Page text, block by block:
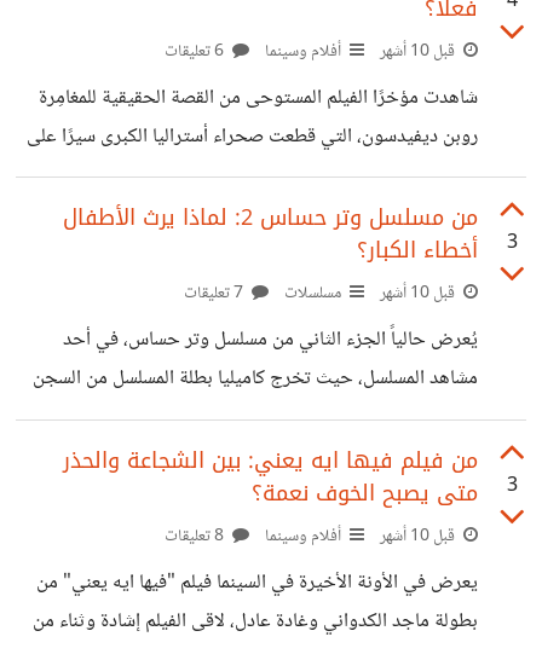
والهايبر ماركت والتي تحصل بها على خصومات، تبدو من بعيد
امرأة ذكية مديرة، لكن وراء هذا الهوس، زوج يحاسبها بشدة على
كل قرش كأنها طفلة، حتى تحول التوفير إلى هوس بالنسبة لها،
ليتحول هذا الهوس إلى شركة قائمة
قبل 10 أشهر أفلام وسينما
شاهدت مؤخرًا الفيلم المستوحى من القصة الحقيقية للمغامِرة
روبن ديفيدسون، التي قطعت صحراء أستراليا الكبرى سيرًا على
الأقدام مع كلبها وأربعة جمال، يبين هذا الفيلم الضغط النفسي
والجسدي المستحيل الذي تحملته هذه المرأة ويكسر صورة المرأة
الضعيفة التي لا يمكنها التحمل ويكسر النمط والصورة المجتمعية
والقوالب التي لطالما حاصرت المرأة. وتذكرت حينها مسلسل
الرسوم المتحركة مازينجر الذي كنا نشاهده في طفولتنا وكانت
افروديت آلية أنثى من المفترض أنها تحاول التصدي الوحش
3
من مسلسل وتر حساس 2: لماذا يرث الأطفال
أخطاء الكبار؟
قبل 10 أشهر مسلسلات
يُعرض حالياً الجزء الثاني من مسلسل وتر حساس، في أحد
مشاهد المسلسل، حيث تخرج كاميليا بطلة المسلسل من السجن
بعد أن أنهت عقوبتها، وتحاول أن تبدأ حياة جديدة لأجل أولادها،
تتقدم إلى مدرسة دولية ما لإلحاق أطفالها بها لكن المدرسة
رفضت قبول أطفالها، فقط لأن أمهم كانت مسجونة. المشهد بدا
دراميا ومؤلما، لكنه في الحقيقة حدث بالفعل، عندما حاولت
إحدى البلوجر التي أُدينت بسبب فيديوهات التيك توك أن تلحق
أبناءها بمدرسة دولية، فقوبلت بالرفض للسبب نفسه. تجعلنا هذه
3
من فيلم فيها ايه يعني: بين الشجاعة والحذر
متى يصبح الخوف نعمة؟
قبل 10 أشهر أفلام وسينما
يعرض في الأونة الأخيرة في السينما فيلم "فيها ايه يعني" من
بطولة ماجد الكدواني وغادة عادل، لاقى الفيلم إشادة وثناء من